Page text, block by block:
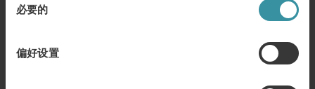
必要的
偏好设置
卓越销售 —— 全球销售领先的公司掌握